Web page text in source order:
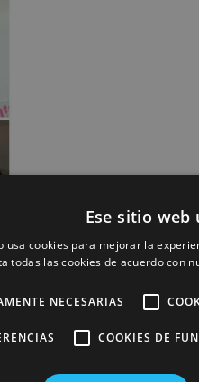
Ese sitio web
usa cookies para mejorar la
todas las cookies de acuerdo con
NECESARIAS
COOKIES DE